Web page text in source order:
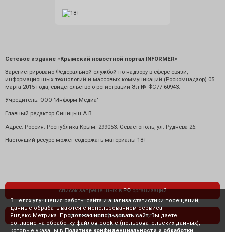
Сетевое издание «Крымский новостной портал INFORMER»
Зарегистрировано Федеральной службой по надзору в сфере связи,
информационных технологий и массовых коммуникаций (Роскомнадзор) 05
марта 2015 года, свидетельство о регистрации Эл № ФС77-60943.
Учредитель: ООО "Информ Медиа"
Главный редактор Синицын А.В.
Адрес: Россия. Республика Крым. 299053. Севастополь, ул. Руднева 26.
Настоящий ресурс может содержать материалы 18+
список запрещенных в РФ организаций
политика конфиденциальности
В целях улучшения работы сайта и анализа статистики посещений,
данные обрабатываются с использованием сервиса
Яндекс.Метрика. Продолжая использовать сайт, Вы даете
согласие на обработку файлов cookie (пользовательских данных),
которые указаны в Политике конфиденциальности и обработки